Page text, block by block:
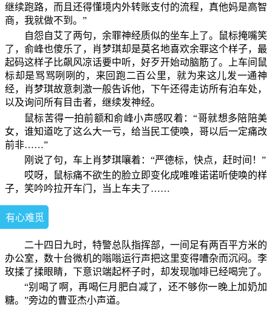
继续跑路，而且还得懂境内外转账支付的流程，真他妈是高智
商，我就做不到。”
自怨自艾了两句，余罪神经质似的坐车上了。鼠标掩嘴笑
了，俞峰也傻乐了，肖梦琪却是莫名地喜欢余罪这个样子，最
起码这样子比飙风凉话要中听，好歹开始动脑筋了。上车间鼠
标却是骂骂咧咧的，来回跑二百公里，就为来这儿发一通神
经，肖梦琪故意刺激一般告诉他，下午还得走访所有泊车处，
以及询问所有目击者，继续发神经。
鼠标苦得一拍前额和俞峰小声感叹着：“哥就想多陪陪美
女，谁知道吃了这么大一亏，给当民工使唤，哥以后一定痛改
前非……”
刚说了句，车上肖梦琪嚷着：“严德标，快点，赶时间！”
哎呀，鼠标痛不欲生的脸立即变化成唯唯诺诺听使唤的样
子，笑吟吟拉开车门，当上车夫了……
有心难觅
二十四日九时，特警总队指挥部，一间足有两百平方米的
办公室，数十台微机的嗡嗡运行声把这里变得嘈杂而沉闷。李
玫揉了揉眼睛，下意识端起杯子时，却发现咖啡已经喝完了。
“别喝了啊，再喝仨月肥白减了，还不够你一晚上加奶加
糖。”旁边的曹亚杰小声道。